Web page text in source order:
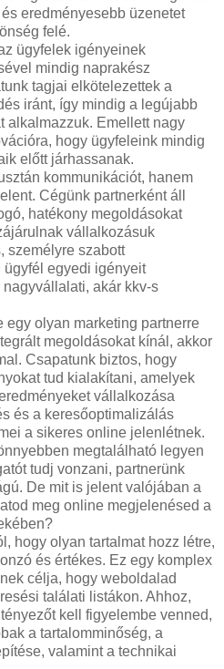
eredményesebb üzenetet
felé.
ügyfelek igényeinek
mindig naprakész
tagjai elkötelezettek a
iránt, így mindig a legújabb
alkalmazzuk. Emellett nagy
hogy ügyfeleink mindig
előtt járhassanak.
kommunikációt, hanem
Cégünk partnerként áll
hatékony megoldásokat
vállalkozásuk
személyre szabott
egyedi igényeit
akár kkv-s
egy olyan marketing partnerre
megoldásokat kínál, akkor
Csapatunk biztos, hogy
tud kialakítani, amelyek
vállalkozása
és a keresőoptimalizálás
a sikeres online jelenlétnek.
megtalálható legyen
tudj vonzani, partnerünk
De mit is jelent valójában a
meg online megjelenésed a
hogy olyan tartalmat hozz létre,
és értékes. Ez egy komplex
célja, hogy weboldalad
találati listákon. Ahhoz,
kell figyelembe venned,
a tartalomminőség, a
valamint a technikai